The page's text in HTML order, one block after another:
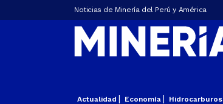
Noticias de Minería del Perú y América
Actualidad Economía Hidrocarburos